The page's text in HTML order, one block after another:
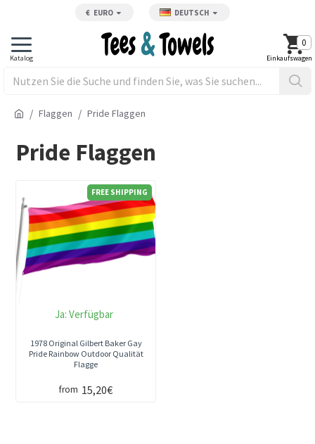
€ EURO DEUTSCH
0
Flaggen Pride Flaggen
Pride Flaggen
FREE SHIPPING
Ja: Verfügbar
1978 Original Gilbert Baker Gay
Pride Rainbow Outdoor Qualität
Flagge
from 15,20€